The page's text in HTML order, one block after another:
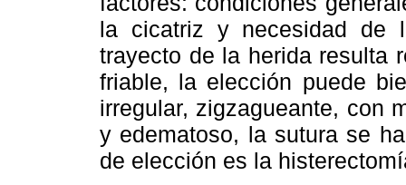
la cicatriz y necesidad de
trayecto de la herida resulta
friable, la elección puede
irregular, zigzagueante, con
y edematoso, la sutura se
de elección es la